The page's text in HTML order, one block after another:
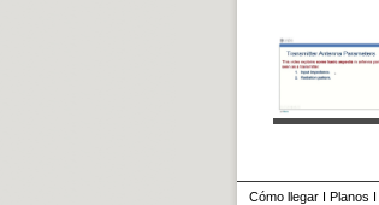
Cómo llegar I Planos I